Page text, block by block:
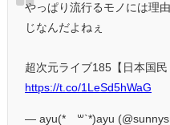
やっぱり流行るモノには理
じなんだよねぇ
超次元ライブ185【日本国
https://t.co/1LeSd5hWaG
— ayu(*´꒳`*)ayu